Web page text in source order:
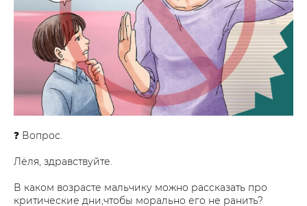
❓ Вопрос.
Лёля, здравствуйте.
В каком возрасте мальчику можно рассказать про
критические дни,чтобы морально его не ранить?